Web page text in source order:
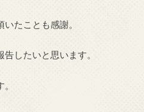
たことも感謝。
したいと思います。